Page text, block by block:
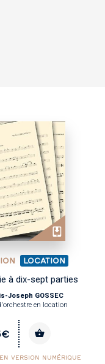
LOCATION
à dix-sept parties
Joseph GOSSEC
en location
VERSION NUMÉRIQUE